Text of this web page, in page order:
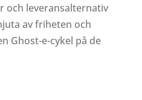
och leveransalternativ
av friheten och
Ghost-e-cykel på de